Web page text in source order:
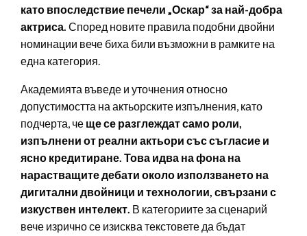
като впоследствие печели „Оскар“ за най-добра
актриса. Според новите правила подобни двойни
номинации вече биха били възможни в рамките на
една категория.
Академията въведе и уточнения относно
допустимостта на актьорските изпълнения, като
подчерта, че ще се разглеждат само роли,
изпълнени от реални актьори със съгласие и
ясно кредитиране. Това идва на фона на
нарастващите дебати около използването на
дигитални двойници и технологии, свързани с
изкуствен интелект. В категориите за сценарий
вече изрично се изисква текстовете да бъдат